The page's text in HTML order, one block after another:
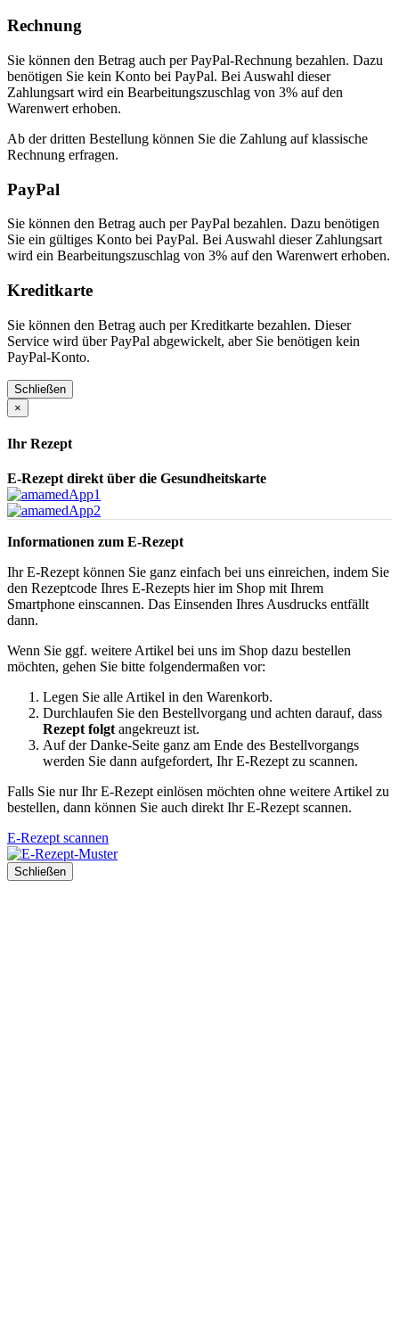
Rechnung
Sie können den Betrag auch per PayPal-Rechnung bezahlen. Dazu
benötigen Sie kein Konto bei PayPal. Bei Auswahl dieser
Zahlungsart wird ein Bearbeitungszuschlag von 3% auf den
Warenwert erhoben.
Ab der dritten Bestellung können Sie die Zahlung auf klassische
Rechnung erfragen.
PayPal
Sie können den Betrag auch per PayPal bezahlen. Dazu benötigen
Sie ein gültiges Konto bei PayPal. Bei Auswahl dieser Zahlungsart
wird ein Bearbeitungszuschlag von 3% auf den Warenwert erhoben.
Kreditkarte
Sie können den Betrag auch per Kreditkarte bezahlen. Dieser
Service wird über PayPal abgewickelt, aber Sie benötigen kein
PayPal-Konto.
Schließen
×
Ihr Rezept
E-Rezept direkt über die Gesundheitskarte
Informationen zum E-Rezept
Ihr E-Rezept können Sie ganz einfach bei uns einreichen, indem Sie
den Rezeptcode Ihres E-Rezepts hier im Shop mit Ihrem
Smartphone einscannen. Das Einsenden Ihres Ausdrucks entfällt
dann.
Wenn Sie ggf. weitere Artikel bei uns im Shop dazu bestellen
möchten, gehen Sie bitte folgendermaßen vor:
Legen Sie alle Artikel in den Warenkorb.
Durchlaufen Sie den Bestellvorgang und achten darauf, dass
Rezept folgt angekreuzt ist.
Auf der Danke-Seite ganz am Ende des Bestellvorgangs
werden Sie dann aufgefordert, Ihr E-Rezept zu scannen.
Falls Sie nur Ihr E-Rezept einlösen möchten ohne weitere Artikel zu
bestellen, dann können Sie auch direkt Ihr E-Rezept scannen.
E-Rezept scannen
Schließen